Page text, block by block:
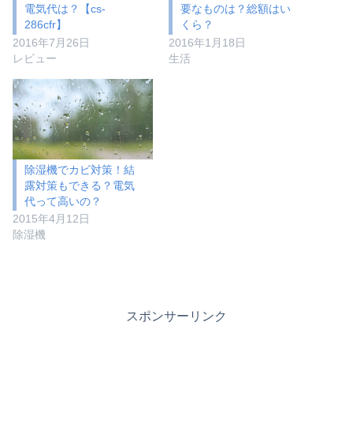
電気代は？【cs-
286cfr】
2016年7月26日
レビュー
要なものは？総額はい
くら？
2016年1月18日
生活
除湿機でカビ対策！結
露対策もできる？電気
代って高いの？
2015年4月12日
除湿機
スポンサーリンク